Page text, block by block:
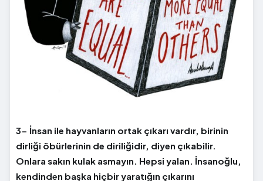
3- İnsan ile hayvanların ortak çıkarı vardır, birinin
dirliği öbürlerinin de diriliğidir, diyen çıkabilir.
Onlara sakın kulak asmayın. Hepsi yalan. İnsanoğlu,
kendinden başka hiçbir yaratığın çıkarını